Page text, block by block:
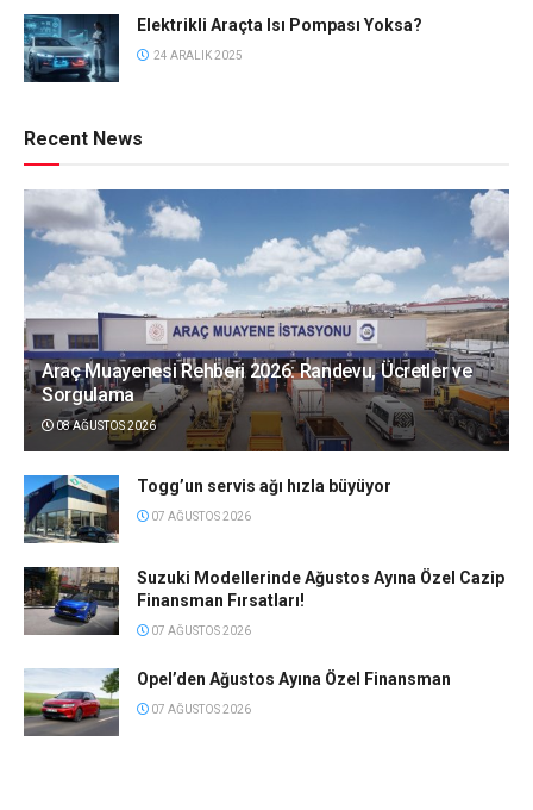
Elektrikli Araçta Isı Pompası Yoksa?
24 ARALIK 2025
Recent News
Araç Muayenesi Rehberi 2026: Randevu, Ücretler ve
Sorgulama
08 AĞUSTOS 2026
Togg’un servis ağı hızla büyüyor
07 AĞUSTOS 2026
Suzuki Modellerinde Ağustos Ayına Özel Cazip
Finansman Fırsatları!
07 AĞUSTOS 2026
Opel’den Ağustos Ayına Özel Finansman
07 AĞUSTOS 2026